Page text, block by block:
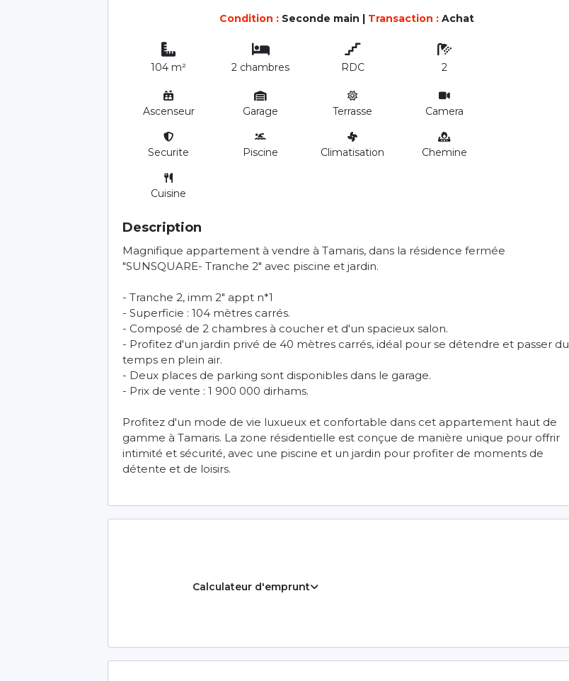
Condition : Seconde main Transaction :Achat
104 m² 2 chambres RDC 2
Ascenseur Garage Terrasse Camera
Securite Piscine Climatisation Chemine
Cuisine
Description
Magnifique appartement à vendre à Tamaris, dans la résidence fermée
"SUNSQUARE- Tranche 2" avec piscine et jardin.
- Tranche 2, imm 2" appt n*1
- Superficie : 104 mètres carrés.
- Composé de 2 chambres à coucher et d'un spacieux salon.
- Profitez d'un jardin privé de 40 mètres carrés, idéal pour se détendre et passer du
temps en plein air.
- Deux places de parking sont disponibles dans le garage.
- Prix de vente : 1 900 000 dirhams.
Profitez d'un mode de vie luxueux et confortable dans cet appartement haut de
gamme à Tamaris. La zone résidentielle est conçue de manière unique pour offrir
intimité et sécurité, avec une piscine et un jardin pour profiter de moments de
détente et de loisirs.
Calculateur d'emprunt